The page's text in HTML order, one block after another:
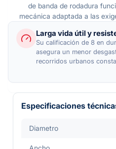
de banda de rodadura
mecánica adaptada a las
Larga vida útil y
Su calificación de 8 en
asegura un menor
recorridos urbanos
Especificaciones
Diametro